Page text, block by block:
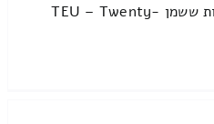
נפח של מכולה נמדד ביחידות ששמן TEU – Twenty-